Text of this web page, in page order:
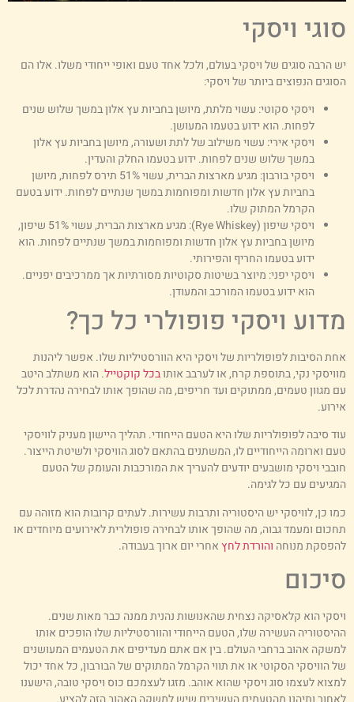
ויסקי
הרבה סוגים של ויסקי בעולם, ולכל אחד טעם ואופי ייחודי משלו. אלו הם
הנפוצים ביותר של ויסקי:
ויסקי סקוטי: עשוי מלתת, מיושן בחביות עץ אלון במשך שלוש שנים
לפחות. הוא ידוע בטעמו המעושן.
ויסקי אירי: עשוי משילוב של לתת ושעורה, מיושן בחביות עץ אלון
במשך שלוש שנים לפחות. ידוע בטעמו החלק והעדין.
ויסקי בורבון: מגיע מארצות הברית, עשוי 51% תירס לפחות, מיושן
בחביות עץ אלון חדשות ומפוחמות במשך שנתיים לפחות. ידוע בטעם
הקרמל המתוק שלו.
ויסקי שיפון (Rye Whiskey): מגיע מארצות הברית, עשוי 51% שיפון,
מיושן בחביות עץ אלון חדשות ומפוחמות במשך שנתיים לפחות. הוא
ידוע בטעמו החריף והפירותי.
ויסקי יפני: מיוצר בשיטות סקוטיות מסורתיות אך ממרכיבים יפניים.
הוא ידוע בטעמו המורכב והמעודן.
ויסקי פופולרי כל כך?
הסיבות לפופולריות של ויסקי היא הוורסטיליות שלו. אפשר ליהנות
נקי, בתוספת קרח, או לערבב אותובכל קוקטייל. הוא משתלב היטב
מגוון טעמים, ממתוקים ועד חריפים, מה שהופך אותו לבחירה נהדרת לכל
סיבה לפופולריות שלו היא הטעם הייחודי. תהליך היישון מעניק לוויסקי
וארומה הייחודיים לו, המשתנים בהתאם לסוג הוויסקי ולשיטת הייצור.
ויסקי מושבעים יודעים להעריך את המורכבות והעומק של הטעם
עם כל לגימה.
כן, לוויסקי יש היסטוריה ותרבות עשירות. לעתים קרובות הוא מזוהה עם
ומעמד גבוה, מה שהופך אותו לבחירה פופולרית לאירועים מיוחדים או
מנוחהוהורדת לחץאחרי יום ארוך בעבודה.
הוא קלאסיקה נצחית שהאנושות נהנית ממנה כבר מאות שנים.
העשירה שלו, הטעם הייחודי והוורסטיליות שלו הופכים אותו
אהוב ברחבי העולם. בין אם אתם מעדיפים את הטעמים המעושנים
הוויסקי הסקוטי או את תווי הקרמל המתוקים של הבורבון, כל אחד יכול
לעצמו סוג ויסקי שהוא אוהב. מזגו לעצמכם כוס ויסקי טובה, הישענו